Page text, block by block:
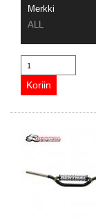
Merkki
ALL